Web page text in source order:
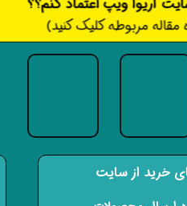
آریوا ویپ اعتماد کنم؟؟
مربوطه کلیک کنید)
خرید از سایت